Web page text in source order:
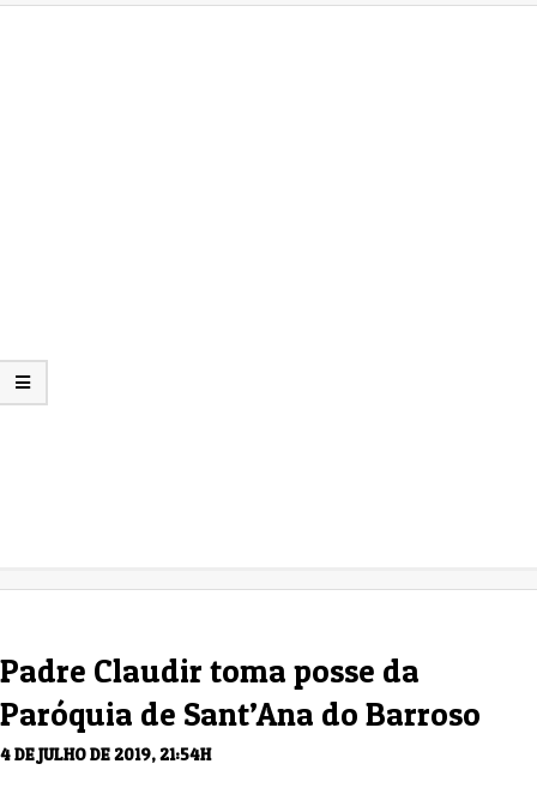
Padre Claudir toma posse da
Paróquia de Sant’Ana do Barroso
4 DE JULHO DE 2019, 21:54H